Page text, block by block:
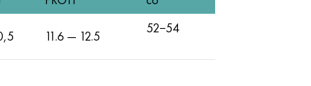
11.6 — 12.5
52−54